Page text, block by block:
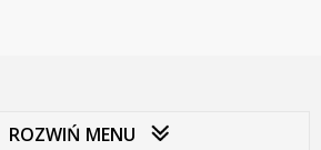
ROZWIŃ MENU